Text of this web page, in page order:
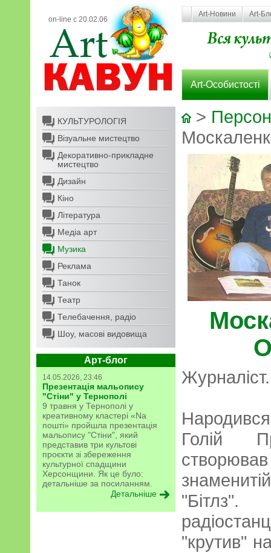
on-line с 20.02.06
Art-Новини Art-
Art-Особистості
КУЛЬТУРОЛОГІЯ
Візуальне мистецтво
Декоративно-прикладне
мистецтво
Дизайн
Кіно
Література
Медіа арт
Музика
Реклама
Танок
Театр
Телебачення, радіо
Шоу, масові видовища
Арт-блог
14.05.2026, 23:46
Презентація мальопису
"Стіни" у Тернополі
9 травня у Тернополі у
креативному кластері «Na
пошті» пройшла презентація
мальопису "Стіни", який
представив три культові
проєкти зі збереження
культурної спадщини
Херсонщини. Як це було:
детальніше за посиланням.
Детальніше
>
Журналіст.
Голій
"крутив"